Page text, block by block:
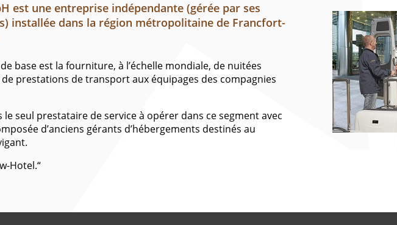
est une entreprise indépendante (gérée par ses
installée dans la région métropolitaine de Francfort-
base est la fourniture, à l’échelle mondiale, de nuitées
de prestations de transport aux équipages des compagnies
le seul prestataire de service à opérer dans ce segment avec
d’anciens gérants d’hébergements destinés au
Hotel.“